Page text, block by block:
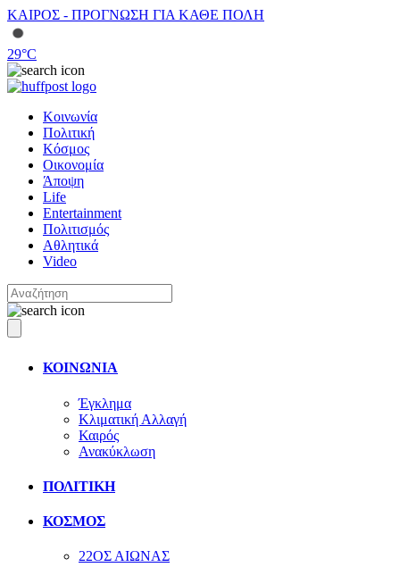
ΚΑΙΡΟΣ - ΠΡΟΓΝΩΣΗ ΓΙΑ ΚΑΘΕ ΠΟΛΗ
29°C
Κοινωνία
Πολιτική
Κόσμος
Οικονομία
Άποψη
Life
Entertainment
Πολιτισμός
Αθλητικά
Video
ΚΟΙΝΩΝΙΑ
Έγκλημα
Κλιματική Αλλαγή
Καιρός
Ανακύκλωση
ΠΟΛΙΤΙΚΗ
ΚΟΣΜΟΣ
22ΟΣ ΑΙΩΝΑΣ